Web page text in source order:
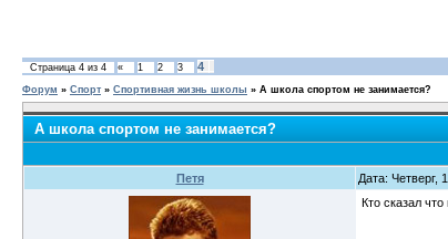
Страница 4 из 4 « 1 2 3 4
Форум » Спорт » Спортивная жизнь школы » А школа спортом не занимается?
А школа спортом не занимается?
Петя Дата: Четверг,
Кто сказал